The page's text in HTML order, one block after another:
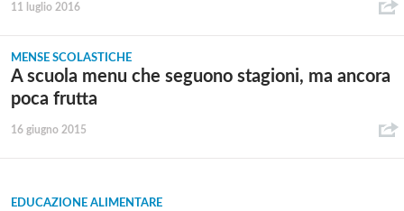
11 luglio 2016
MENSE SCOLASTICHE
A scuola menu che seguono stagioni, ma ancora
poca frutta
16 giugno 2015
EDUCAZIONE ALIMENTARE